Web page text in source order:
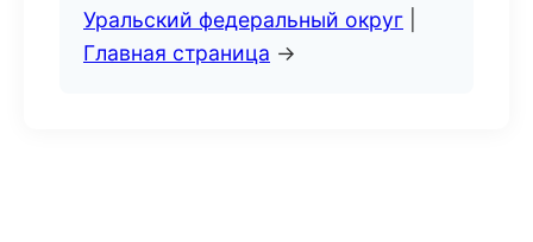
Уральский федеральный округ
Главная страница →